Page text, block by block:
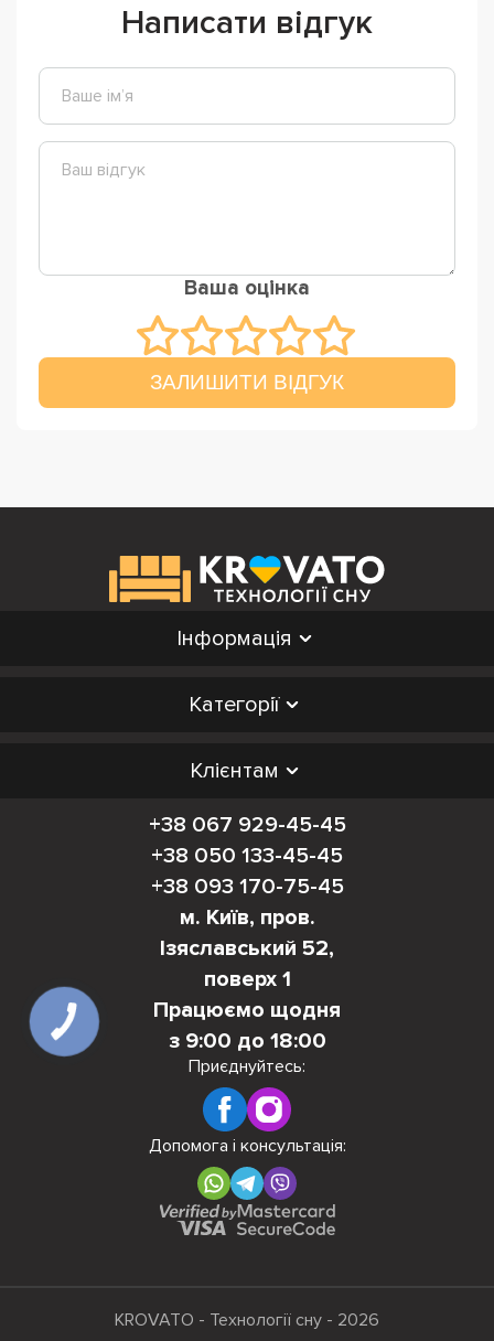
Написати відгук
Ваша оцінка
ЗАЛИШИТИ ВІДГУК
Інформація
Категорії
Клієнтам
+38 067 929-45-45
+38 050 133-45-45
+38 093 170-75-45
м. Київ, пров.
Ізяславський 52,
поверх 1
Працюємо щодня
з 9:00 до 18:00
Приєднуйтесь:
Допомога і консультація:
KROVATO - Технології сну - 2026
КНОПКА
ЗВ'ЯЗКУ